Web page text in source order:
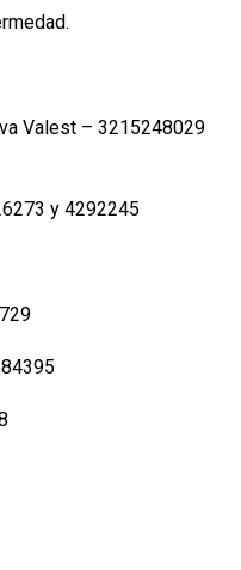
Valest – 3215248029
y 4292245